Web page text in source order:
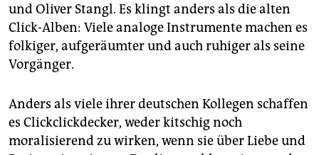
und Oliver Stangl. Es klingt anders als die alten
Click-Alben: Viele analoge Instrumente machen es
folkiger, aufgeräumter und auch ruhiger als seine
Vorgänger.
Anders als viele ihrer deutschen Kollegen schaffen
es Clickclickdecker, weder kitschig noch
moralisierend zu wirken, wenn sie über Liebe und